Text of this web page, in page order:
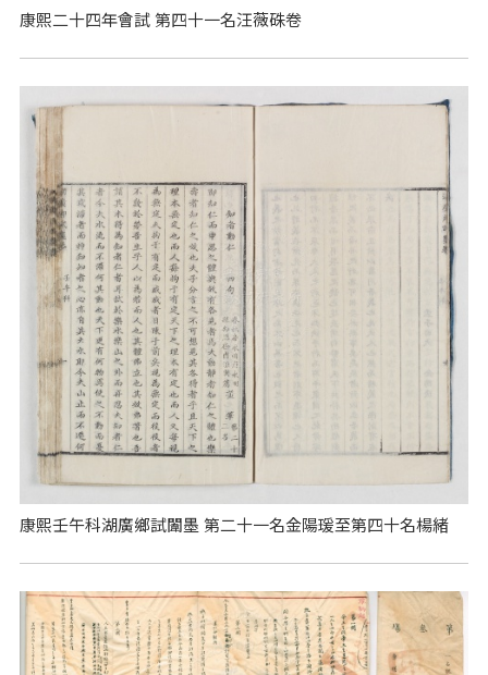
康熙二十四年會試 第四十一名汪薇硃卷
康熙壬午科湖廣鄉試闈墨 第二十一名金陽瑗至第四十名楊緒